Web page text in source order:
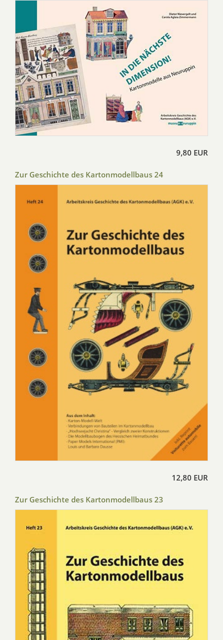
9,80 EUR
Zur Geschichte des Kartonmodellbaus 24
12,80 EUR
Zur Geschichte des Kartonmodellbaus 23